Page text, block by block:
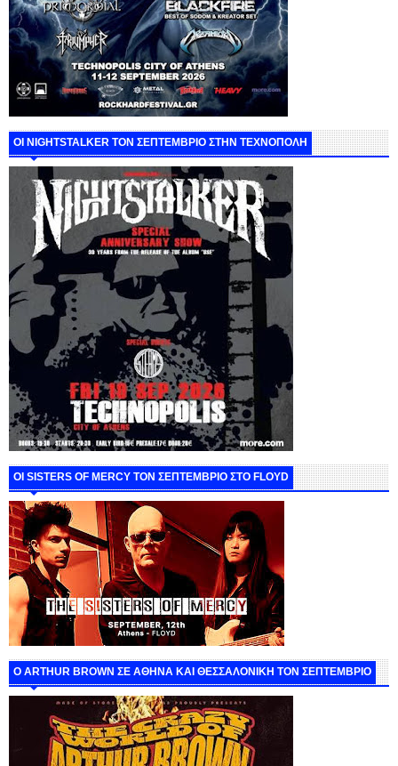
ΟΙ NIGHTSTALKER ΤΟΝ ΣΕΠΤΕΜΒΡΙΟ ΣΤΗΝ ΤΕΧΝΟΠΟΛΗ
ΟΙ SISTERS OF MERCY ΤΟΝ ΣΕΠΤΕΜΒΡΙΟ ΣΤΟ FLOYD
O ARTHUR BROWN ΣΕ ΑΘΗΝΑ ΚΑΙ ΘΕΣΣΑΛΟΝΙΚΗ ΤΟΝ ΣΕΠΤΕΜΒΡΙΟ